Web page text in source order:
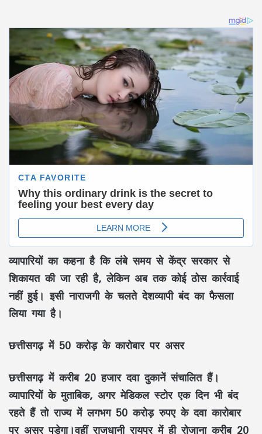
व्यापारियों का कहना है कि लंबे समय से केंद्र सरकार से
शिकायत की जा रही है, लेकिन अब तक कोई ठोस कार्रवाई
नहीं हुई। इसी नाराजगी के चलते देशव्यापी बंद का फैसला
लिया गया है।
छत्तीसगढ़ में 50 करोड़ के कारोबार पर असर
छत्तीसगढ़ में करीब 20 हजार दवा दुकानें संचालित हैं।
व्यापारियों के मुताबिक, अगर मेडिकल स्टोर एक दिन भी बंद
रहते हैं तो राज्य में लगभग 50 करोड़ रुपए के दवा कारोबार